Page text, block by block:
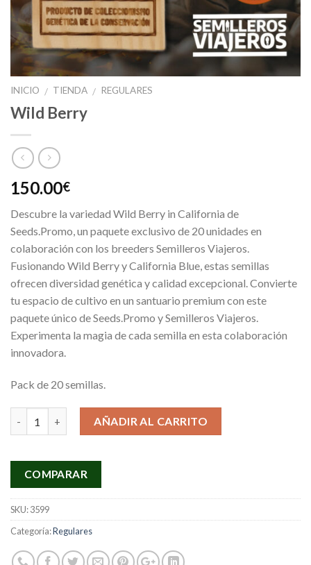
INICIO / TIENDA / REGULARES
Wild Berry
150.00€
Descubre la variedad Wild Berry in California de
Seeds.Promo, un paquete exclusivo de 20 unidades en
colaboración con los breeders Semilleros Viajeros.
Fusionando Wild Berry y California Blue, estas semillas
ofrecen diversidad genética y calidad excepcional. Convierte
tu espacio de cultivo en un santuario premium con este
paquete único de Seeds.Promo y Semilleros Viajeros.
Experimenta la magia de cada semilla en esta colaboración
innovadora.
Pack de 20 semillas.
AÑADIR AL CARRITO
COMPARAR
SKU:3599
Categoría:Regulares